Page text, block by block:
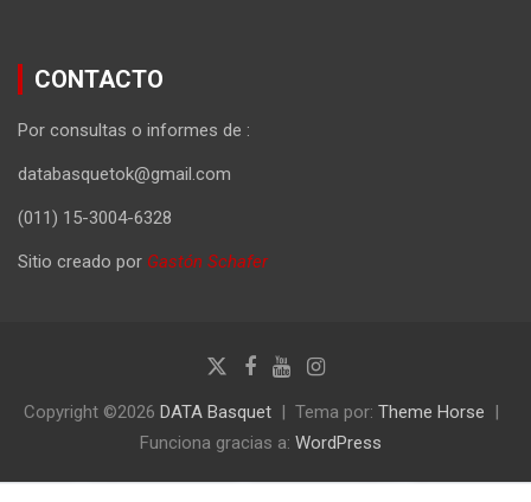
CONTACTO
Por consultas o informes de :
databasquetok@gmail.com
(011) 15-3004-6328
Sitio creado por Gastón Schafer
Copyright ©2026 DATA Basquet Tema por: Theme Horse
Funciona gracias a: WordPress